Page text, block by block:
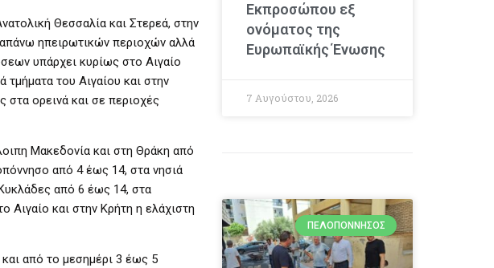
Θεσσαλία και Στερεά, στην
ηπειρωτικών περιοχών αλλά
υπάρχει κυρίως στο Αιγαίο
του Αιγαίου και στην
στα ορεινά και σε περιοχές
Μακεδονία και στη Θράκη από
από 4 έως 14, στα νησιά
από 6 έως 14, στα
και στην Κρήτη η ελάχιστη
από το μεσημέρι 3 έως 5
Εκπροσώπου εξ
ονόματος της
Ευρωπαϊκής Ένωσης
7 Αυγούστου, 2026
ΠΕΛΟΠΌΝΝΗΣΟΣ